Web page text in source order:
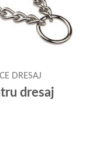
DRESAJ
dresaj